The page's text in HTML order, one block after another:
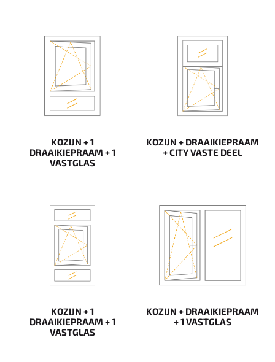
KOZIJN + 1
DRAAIKIEPRAAM + 1
VASTGLAS
KOZIJN + DRAAIKIEPRAAM
+ CITY VASTE DEEL
KOZIJN + 1
DRAAIKIEPRAAM + 1
VASTGLAS
KOZIJN + DRAAIKIEPRAAM
+ 1 VASTGLAS